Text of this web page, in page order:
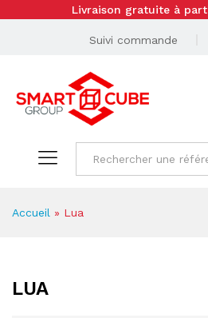
Livraison gratuite à
Suivi commande
Accueil » Lua
LUA